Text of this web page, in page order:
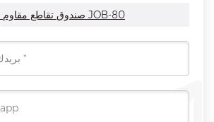
صندوق تقاطع مقاوم للماء JOB-80